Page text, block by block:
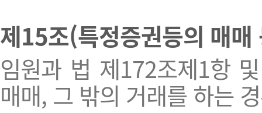
제15조(특정증권등의 매매
임원과 법 제172조제1항
매매, 그 밖의 거래를 하는